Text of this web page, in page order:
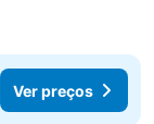
Ver preços